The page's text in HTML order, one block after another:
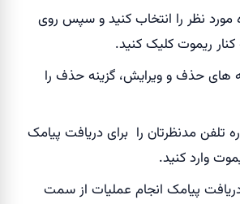
نظر را انتخاب کنید و سپس روی
ریموت کلیک کنید.
های حذف و ویرایش، گزینه حذف را
مدنظرتان را برای دریافت پیامک
وارد کنید.
پیامک انجام عملیات از سمت